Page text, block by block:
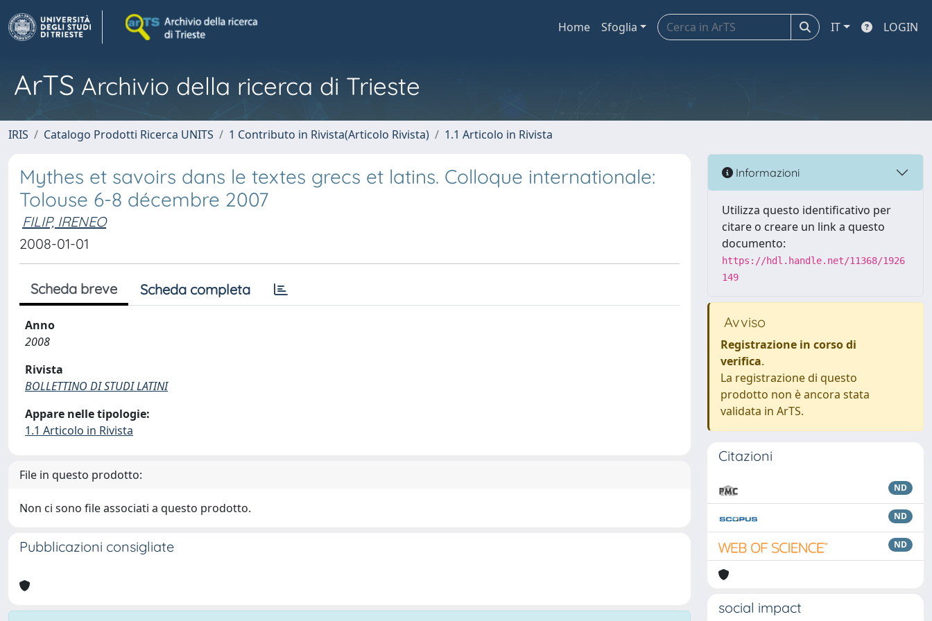
Home Sfoglia IT LOGIN
ArTS Archivio della ricerca di Trieste
IRIS Catalogo Prodotti Ricerca UNITS 1 Contributo in Rivista(Articolo Rivista) 1.1 Articolo in Rivista
Mythes et savoirs dans le textes grecs et latins. Colloque internationale:
Tolouse 6-8 décembre 2007
FILIP, IRENEO
2008-01-01
Scheda breve Scheda completa
Anno
2008
Rivista
BOLLETTINO DI STUDI LATINI
Appare nelle tipologie:
1.1 Articolo in Rivista
File in questo prodotto:
Non ci sono file associati a questo prodotto.
Pubblicazioni consigliate
Informazioni
Utilizza questo identificativo per
citare o creare un link a questo
documento:
https://hdl.handle.net/11368/1926
149
Avviso
Registrazione in corso di
verifica.
La registrazione di questo
prodotto non è ancora stata
validata in ArTS.
Citazioni
ND
ND
ND
social impact